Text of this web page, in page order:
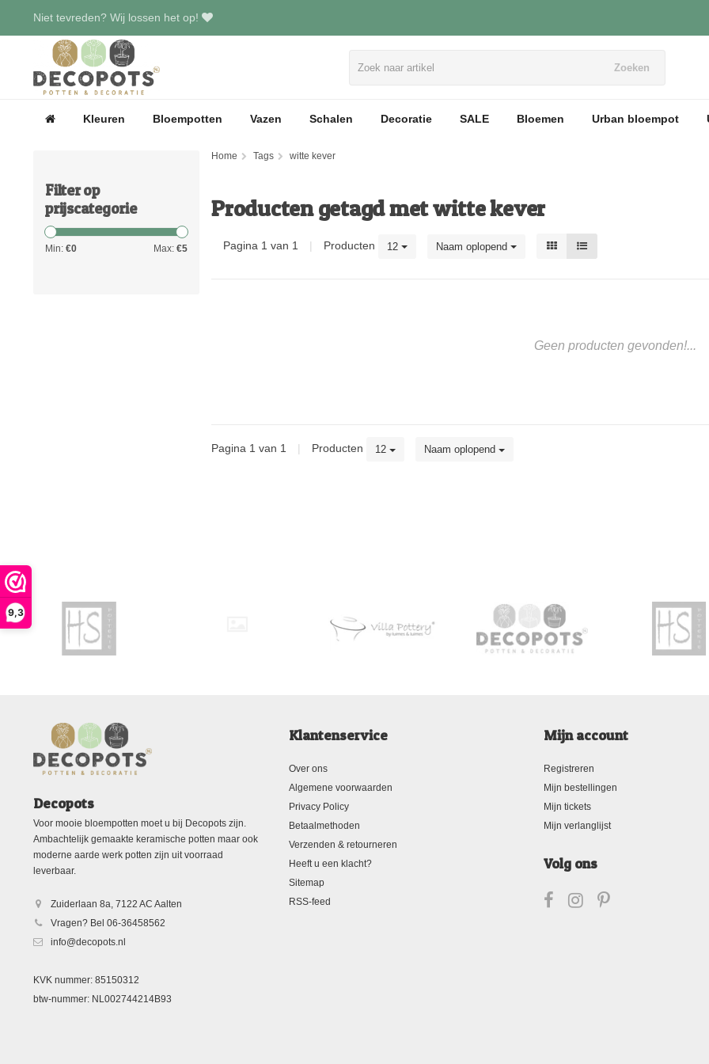
9,3
Niet tevreden? Wij lossen het op!
Zoeken
Kleuren Bloempotten Vazen Schalen Decoratie SALE Bloemen Urban bloempot
Filter op
prijscategorie
Min: €0 Max: €5
Home Tags witte kever
Producten getagd met witte kever
Pagina 1 van 1 | Producten 12 Naam oplopend
Geen producten gevonden!...
Pagina 1 van 1 | Producten 12 Naam oplopend
Decopots
Voor mooie bloempotten moet u bij Decopots zijn.
Ambachtelijk gemaakte keramische potten maar ook
moderne aarde werk potten zijn uit voorraad
leverbaar.
Zuiderlaan 8a, 7122 AC Aalten
Vragen? Bel 06-36458562
info@decopots.nl
KVK nummer: 85150312
btw-nummer: NL002744214B93
Klantenservice
Over ons
Algemene voorwaarden
Privacy Policy
Betaalmethoden
Verzenden & retourneren
Heeft u een klacht?
Sitemap
RSS-feed
Mijn account
Registreren
Mijn bestellingen
Mijn tickets
Mijn verlanglijst
Volg ons